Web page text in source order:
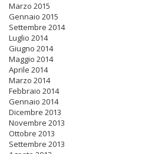
Marzo 2015
Gennaio 2015
Settembre 2014
Luglio 2014
Giugno 2014
Maggio 2014
Aprile 2014
Marzo 2014
Febbraio 2014
Gennaio 2014
Dicembre 2013
Novembre 2013
Ottobre 2013
Settembre 2013